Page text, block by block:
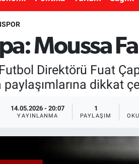
Moussa
Direktörü Fuat
dikkat
14.05.2026 - 20:07
YAYINLANMA
1
PAYLAŞIM